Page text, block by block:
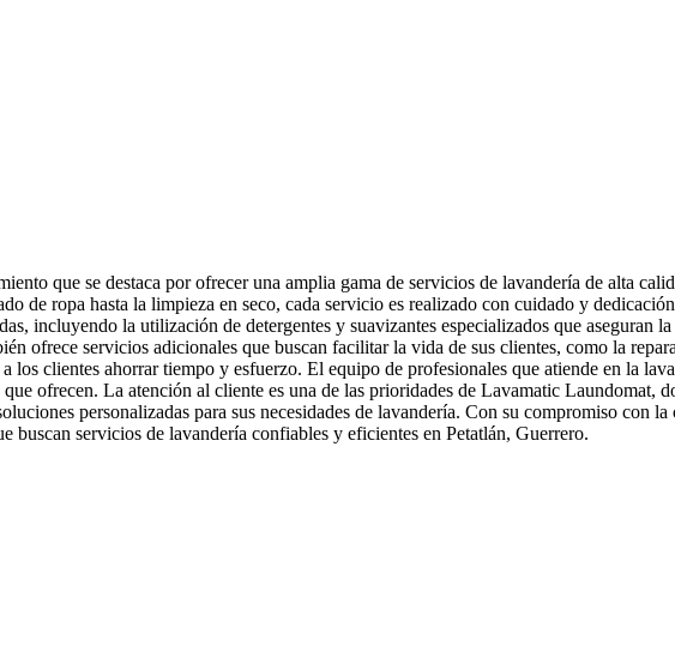
que se destaca por ofrecer una amplia gama de servicios de lavandería de alta
de ropa hasta la limpieza en seco, cada servicio es realizado con cuidado y
incluyendo la utilización de detergentes y suavizantes especializados que aseguran
ofrece servicios adicionales que buscan facilitar la vida de sus clientes, como la
los clientes ahorrar tiempo y esfuerzo. El equipo de profesionales que atiende en la
ofrecen. La atención al cliente es una de las prioridades de Lavamatic Laundomat,
personalizadas para sus necesidades de lavandería. Con su compromiso con
buscan servicios de lavandería confiables y eficientes en Petatlán, Guerrero.